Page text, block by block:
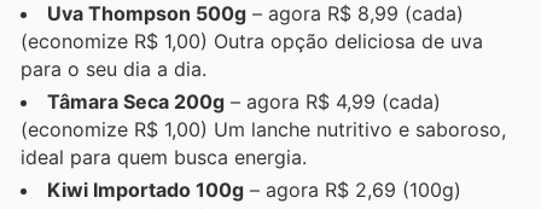
Uva Thompson 500g – agora R$ 8,99 (cada)
(economize R$ 1,00) Outra opção deliciosa de uva
para o seu dia a dia.
Tâmara Seca 200g – agora R$ 4,99 (cada)
(economize R$ 1,00) Um lanche nutritivo e saboroso,
ideal para quem busca energia.
Kiwi Importado 100g – agora R$ 2,69 (100g)